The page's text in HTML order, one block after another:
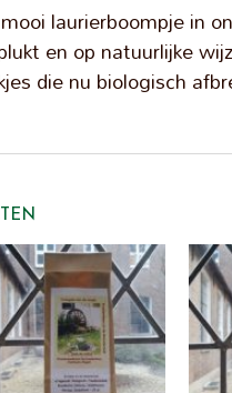
laurierboompje in
en op natuurlijke
die nu biologisch